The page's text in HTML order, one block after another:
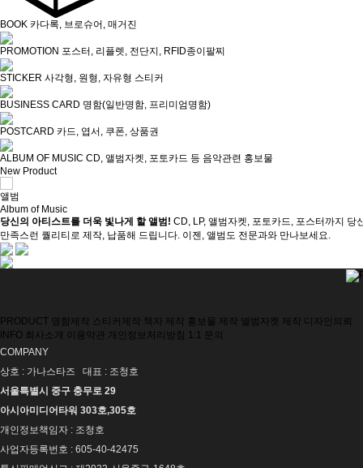
BOOK 카다록, 브로슈어, 매거진
PROMOTION 포스터, 리플렛, 전단지, RFID종이팔찌
STICKER 사각형, 원형, 자유형 스티커
BUSINESS CARD 명함(일반명함, 프리미엄명함)
POSTCARD 카드, 엽서, 쿠폰, 상품권
ALBUM OF MUSIC CD, 앨범자켓, 포토카드 등 음악관련 홍보물
New Product
앨범
Album of Music
당신의 아티스트를 더욱 빛나게 할 앨범! CD, LP, 앨범자켓, 포토카드, 포스터까지
만족스런 퀄리티로 제작, 납품해 드립니다. 이젠, 앨범도 전문과와 만나보세요.
PRODUCT 명함제작 스티커제작 책자 제작 홍보물 제작 앨범자켓 제작 디자인의뢰
INFO 회사소개 이용약관 개인정보처리방침 1:1 문의
COMPANY
상호 : 가나스타즈 대표 : 조청호
서울특별시 중구 충무로 29
아시아미디어타워 303호,305호
개인정보책임자 : 조청호
사업자등록번호 : 605-40-42475